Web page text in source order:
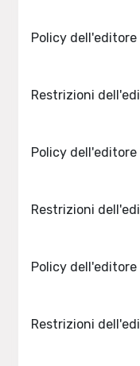
Policy dell'editore
Restrizioni
Policy dell'editore
Restrizioni
Policy dell'editore
Restrizioni